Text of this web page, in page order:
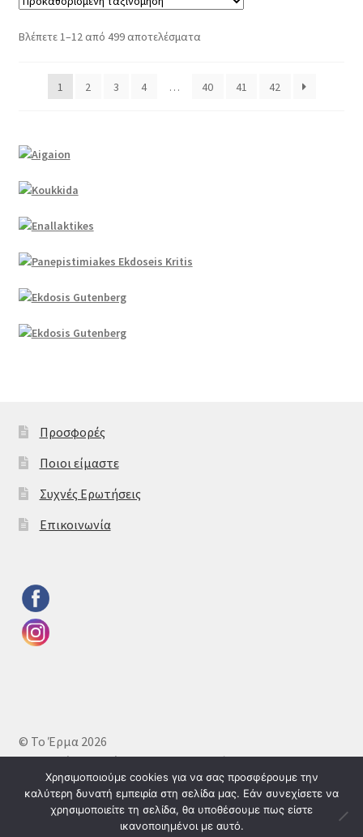
Βλέπετε 1–12 από 499 αποτελέσματα
1 2 3 4 … 40 41 42
Προσφορές
Ποιοι είμαστε
Συχνές Ερωτήσεις
Επικοινωνία
© Το Έρμα 2026
Πολιτική απορρήτου
Δημιουργημένο με το
WooCommerce.
Χρησιμοποιούμε cookies για να σας προσφέρουμε την
καλύτερη δυνατή εμπειρία στη σελίδα μας. Εάν συνεχίσετε να
χρησιμοποιείτε τη σελίδα, θα υποθέσουμε πως είστε
ικανοποιημένοι με αυτό.